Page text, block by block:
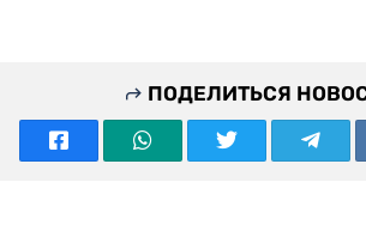
ПОДЕЛИТЬСЯ